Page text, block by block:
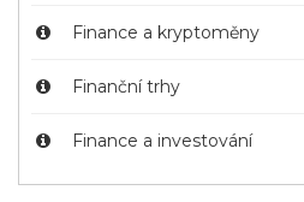
Finance a kryptoměny
Finanční trhy
Finance a investování